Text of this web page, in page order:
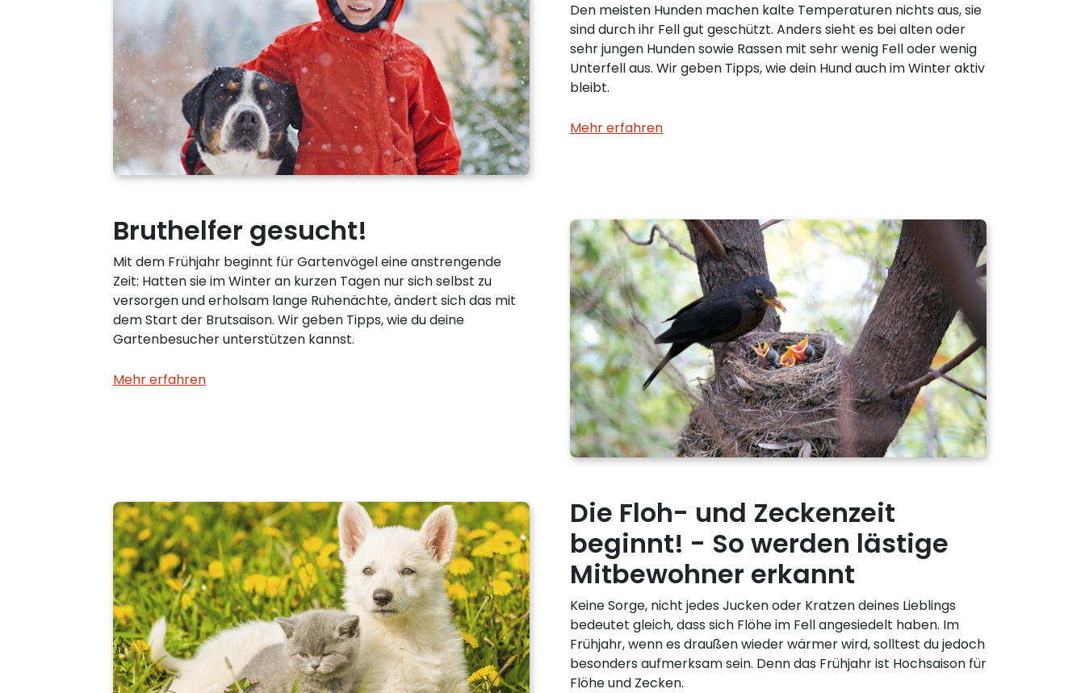
Den meisten Hunden machen kalte Temperaturen nichts aus, sie
sind durch ihr Fell gut geschützt. Anders sieht es bei alten oder
sehr jungen Hunden sowie Rassen mit sehr wenig Fell oder wenig
Unterfell aus. Wir geben Tipps, wie dein Hund auch im Winter aktiv
bleibt.
Mehr erfahren
Bruthelfer gesucht!
Mit dem Frühjahr beginnt für Gartenvögel eine anstrengende
Zeit: Hatten sie im Winter an kurzen Tagen nur sich selbst zu
versorgen und erholsam lange Ruhenächte, ändert sich das mit
dem Start der Brutsaison. Wir geben Tipps, wie du deine
Gartenbesucher unterstützen kannst.
Mehr erfahren
Die Floh- und Zeckenzeit
beginnt! - So werden lästige
Mitbewohner erkannt
Keine Sorge, nicht jedes Jucken oder Kratzen deines Lieblings
bedeutet gleich, dass sich Flöhe im Fell angesiedelt haben. Im
Frühjahr, wenn es draußen wieder wärmer wird, solltest du jedoch
besonders aufmerksam sein. Denn das Frühjahr ist Hochsaison für
Flöhe und Zecken.